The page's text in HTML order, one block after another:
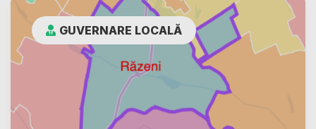
GUVERNARE LOCALĂ